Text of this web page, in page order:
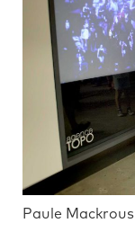
Paule Mackrous